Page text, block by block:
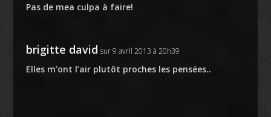
Pas de mea culpa à faire!
brigitte david sur 9 avril 2013 à 20h39
Elles m’ont l’air plutôt proches les pensées..